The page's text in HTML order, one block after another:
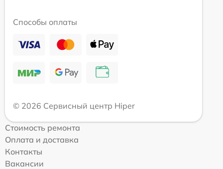
Способы оплаты
© 2026 Сервисный центр Hiper
Стоимость ремонта
Оплата и доставка
Контакты
Вакансии